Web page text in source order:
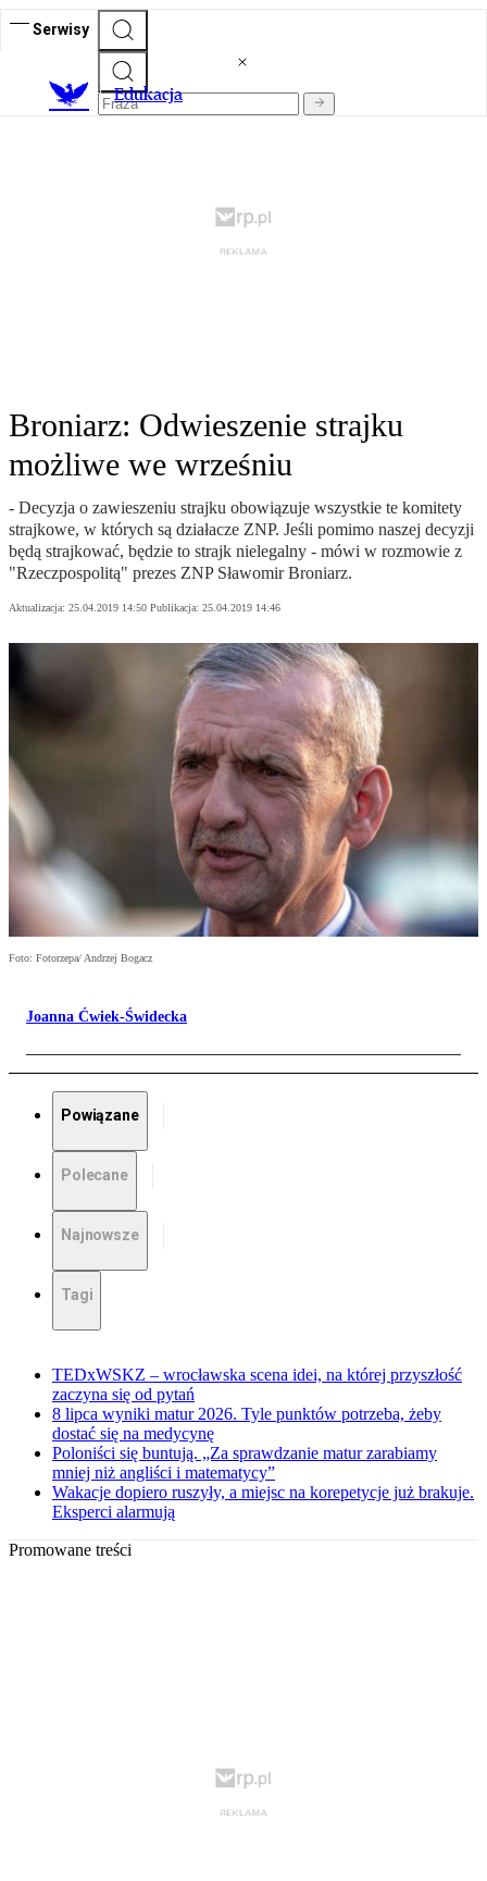
Serwisy
Edukacja
Broniarz: Odwieszenie strajku
możliwe we wrześniu
- Decyzja o zawieszeniu strajku obowiązuje wszystkie te komitety
strajkowe, w których są działacze ZNP. Jeśli pomimo naszej decyzji
będą strajkować, będzie to strajk nielegalny - mówi w rozmowie z
"Rzeczpospolitą" prezes ZNP Sławomir Broniarz.
Aktualizacja: 25.04.2019 14:50 Publikacja: 25.04.2019 14:46
Foto: Fotorzepa/ Andrzej Bogacz
Joanna Ćwiek-Świdecka
Powiązane
Polecane
Najnowsze
Tagi
TEDxWSKZ – wrocławska scena idei, na której przyszłość
zaczyna się od pytań
8 lipca wyniki matur 2026. Tyle punktów potrzeba, żeby
dostać się na medycynę
Poloniści się buntują. „Za sprawdzanie matur zarabiamy
mniej niż angliści i matematycy”
Wakacje dopiero ruszyły, a miejsc na korepetycje już brakuje.
Eksperci alarmują
Promowane treści